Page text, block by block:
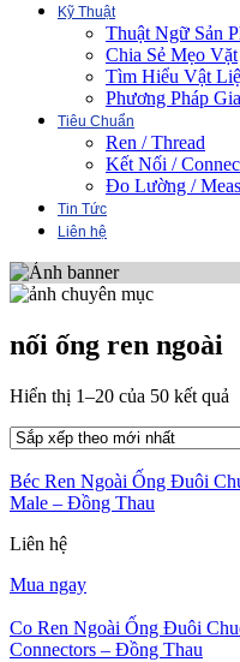
Kỹ Thuật
Thuật Ngữ Sản
Chia Sẻ Mẹo Vặt
Tìm Hiểu Vật
Phương Pháp
Tiêu Chuẩn
Ren / Thread
Kết Nối /
Đo Lường /
Tin Tức
Liên hệ
nối ống ren ngoài
Hiển thị 1–20 của 50 kết quả
Béc Ren Ngoài Ống Đuôi
Male – Đồng Thau
Liên hệ
Mua ngay
Co Ren Ngoài Ống Đuôi
Connectors – Đồng Thau